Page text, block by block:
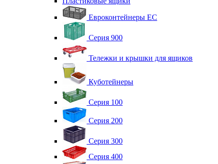
Евроконтейнеры ЕС
Серия 900
Тележки и крышки для ящиков
Куботейнеры
Серия 100
Серия 200
Серия 300
Серия 400